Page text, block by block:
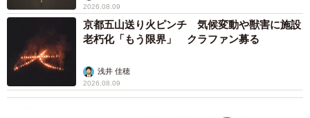
2026.08.09
京都五山送り火ピンチ 気候変動や獣害に施設
老朽化「もう限界」 クラファン募る
浅井 佳穂
2026.08.09